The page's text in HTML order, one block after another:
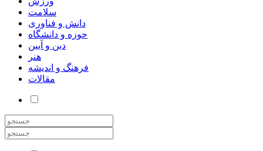
سلامت
دانش و فناوری
حوزه و دانشگاه
دین و آیین
هنر
فرهنگ و اندیشه
مقالات